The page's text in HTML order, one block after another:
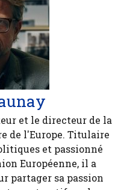
et le directeur de la
de l'Europe. Titulaire
et passionné
Européenne, il a
partager sa passion